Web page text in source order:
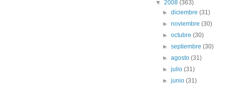
▼ 2008 (363)
►diciembre(31)
►noviembre(30)
►octubre(30)
►septiembre(30)
►agosto(31)
►julio(31)
►junio(31)